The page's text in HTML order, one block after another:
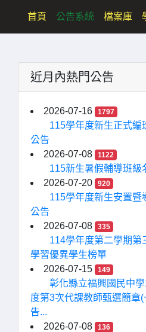
首頁 (current)
公告系統 檔案庫
近月內熱門公告
2026-07-16 1797
115學年度新生正式編
公告
2026-07-08
1122
115新生暑假輔導班級
2026-07-20
920
115學年度新生安置暨
公告
2026-07-08
335
114學年度第二學期第
學習優異學生榜單
2026-07-15
149
彰化縣立福興國民中
度第3次代課教師甄選簡章(
告...
2026-07-08
136